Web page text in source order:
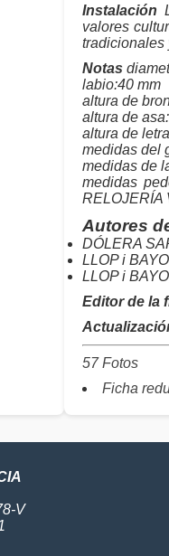
Instalación
valores
tradicionales
Notas
labio:40 mm
altura de
altura de
altura de
medidas del
medidas de
medidas
RELOJERÍA
Autores
DÓLERA
LLOP i
LLOP i
Editor de la
57 Fotos
Ficha
V